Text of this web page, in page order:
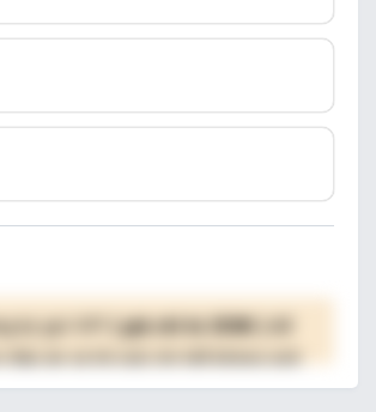
( giá chỉ từ 250K )